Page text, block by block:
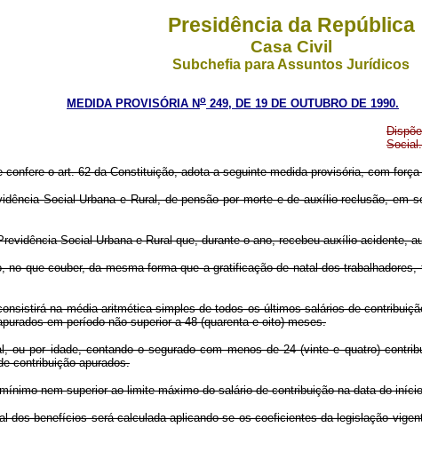
Presidência da República
Casa Civil
Subchefia para Assuntos Jurídicos
MEDIDA PROVISÓRIA No 249, DE 19 DE OUTUBRO DE 1990.
Social.
confere o art. 62 da Constituição, adota a seguinte medida provisória, com
Social Urbana e Rural, de pensão por morte e de auxílio-reclusão, em
Social Urbana e Rural que, durante o ano, recebeu auxílio-acidente,
no que couber, da mesma forma que a gratificação de natal dos
na média aritmética simples de todos os últimos salários-de-
em período não superior a 48 (quarenta e oito) meses.
ou por idade, contando o segurado com menos de 24 (vinte e quatro)
contribuição apurados.
nem superior ao limite máximo do salário-de-contribuição na data do
dos benefícios será calculada aplicando-se os coeficientes da legislação